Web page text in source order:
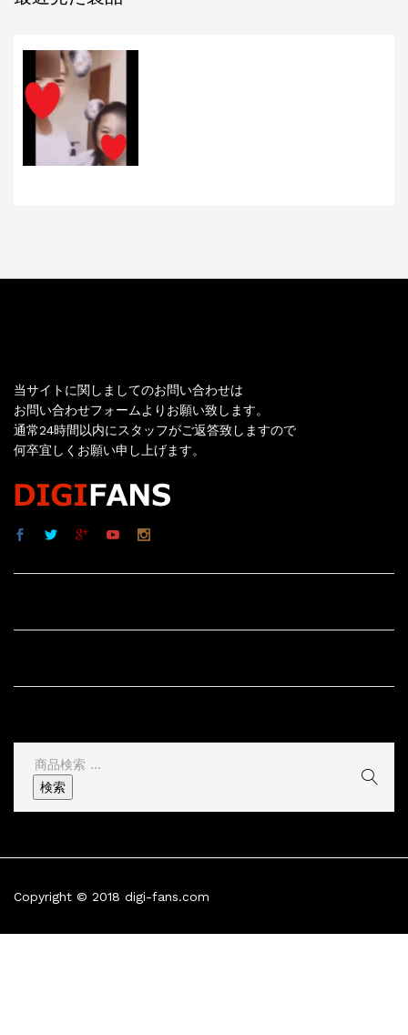
当サイトに関しましてのお問い合わせは
お問い合わせフォームよりお願い致します。
通常24時間以内にスタッフがご返答致しますので
何卒宜しくお願い申し上げます。
検
索
結
検索
Copyright © 2018 digi-fans.com